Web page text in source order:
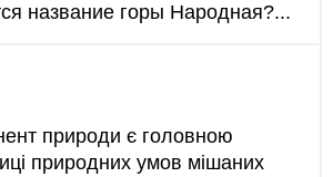
название горы Народная?...
природи є головною
природних умов мішаних